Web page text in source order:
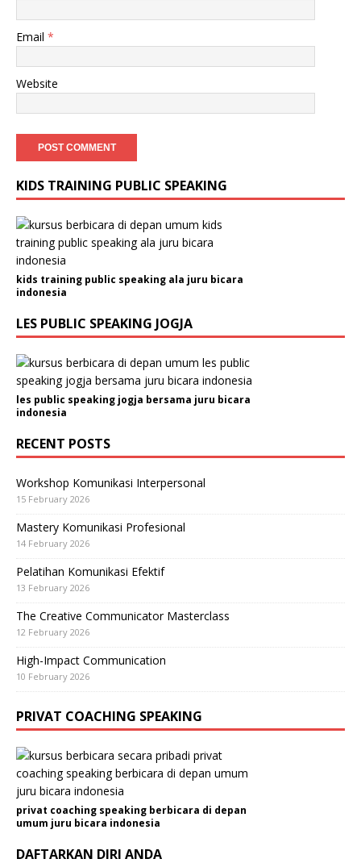
Email *
Website
KIDS TRAINING PUBLIC SPEAKING
kids training public speaking ala juru bicara
indonesia
LES PUBLIC SPEAKING JOGJA
les public speaking jogja bersama juru bicara
indonesia
RECENT POSTS
Workshop Komunikasi Interpersonal
15 February 2026
Mastery Komunikasi Profesional
14 February 2026
Pelatihan Komunikasi Efektif
13 February 2026
The Creative Communicator Masterclass
12 February 2026
High-Impact Communication
10 February 2026
PRIVAT COACHING SPEAKING
privat coaching speaking berbicara di depan
umum juru bicara indonesia
DAFTARKAN DIRI ANDA